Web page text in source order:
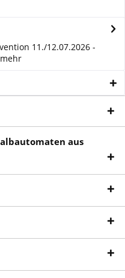
11./12.07.2026 -
mehr
aus